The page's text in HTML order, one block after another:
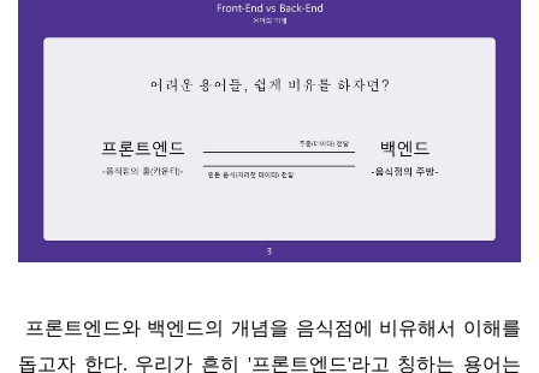
프론트엔드와 백엔드의 개념을 음식점에 비유해서 이해를
돕고자 한다. 우리가 흔히 '프론트엔드'라고 칭하는 용어는